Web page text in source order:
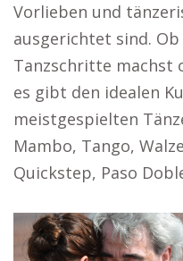
Vorlieben und
ausgerichtet sind.
Tanzschritte machst
es gibt den idealen
meistgespielten
Mambo, Tango,
Quickstep, Paso